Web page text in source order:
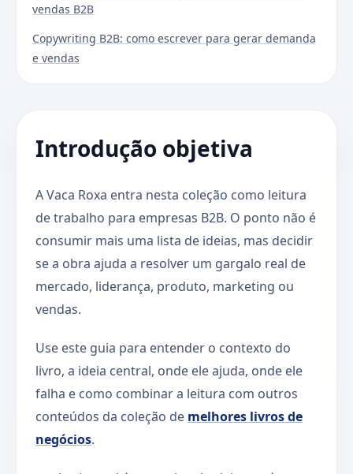
vendas B2B
Copywriting B2B: como escrever para gerar demanda
e vendas
Introdução objetiva
A Vaca Roxa entra nesta coleção como leitura
de trabalho para empresas B2B. O ponto não é
consumir mais uma lista de ideias, mas decidir
se a obra ajuda a resolver um gargalo real de
mercado, liderança, produto, marketing ou
vendas.
Use este guia para entender o contexto do
livro, a ideia central, onde ele ajuda, onde ele
falha e como combinar a leitura com outros
conteúdos da coleção de melhores livros de
negócios.